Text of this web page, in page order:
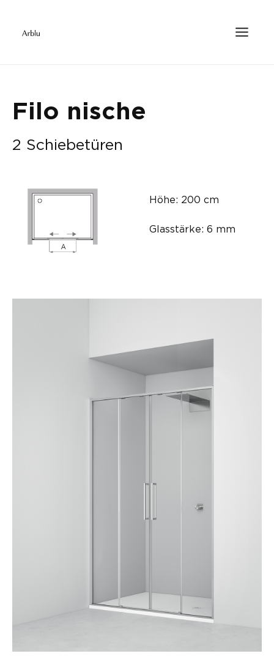
Filo nische
2 Schiebetüren
Höhe: 200 cm
Glasstärke: 6 mm